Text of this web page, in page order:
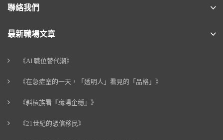
聯絡我們
最新職場文章
《AI 職位替代潮》
《在急症室的一天，「透明人」看見的「品格」》
《斜槓族看『職場企穩』》
《21世紀的憑信移民》